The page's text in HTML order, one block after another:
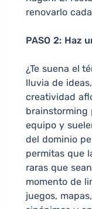
renovarlo
PASO 2: Haz
¿Te suena el
lluvia de
creatividad
brainstorming
equipo y
del dominio
permitas que
raras que
momento de
juegos,